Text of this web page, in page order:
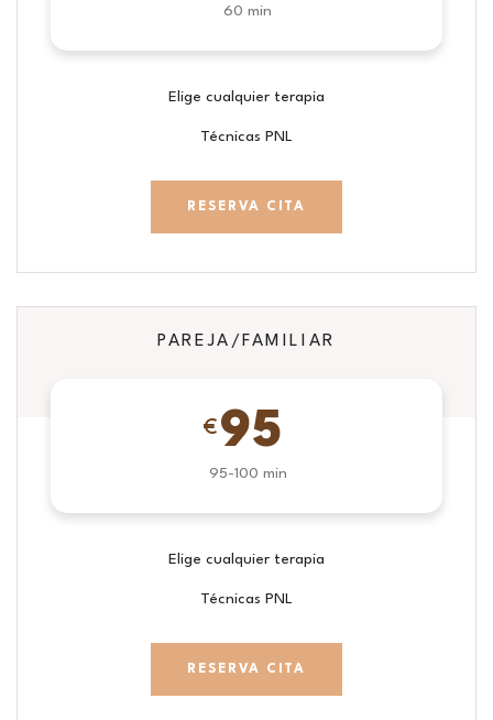
60 min
Elige cualquier terapia
Técnicas PNL
RESERVA CITA
PAREJA/FAMILIAR
€ 95
95-100 min
Elige cualquier terapia
Técnicas PNL
RESERVA CITA